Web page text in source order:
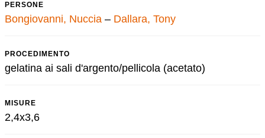
PERSONE
Bongiovanni, Nuccia – Dallara, Tony
PROCEDIMENTO
gelatina ai sali d'argento/pellicola (acetato)
MISURE
2,4x3,6